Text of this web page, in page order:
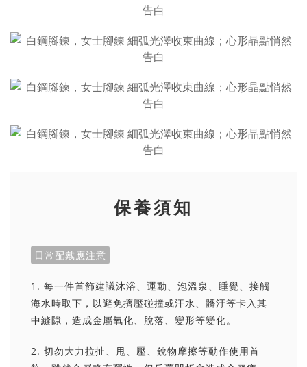
保養須知
日常配戴應注意
1. 每一件首飾建議沐浴、運動、泡溫泉、睡覺、接觸
海水時取下，以避免擠壓碰撞或汗水、髒汙等卡入其
中縫隙，造成金屬氧化、脫落、變形等變化。
2. 切勿大力拉扯、甩、壓、銳物摩擦等動作使用首